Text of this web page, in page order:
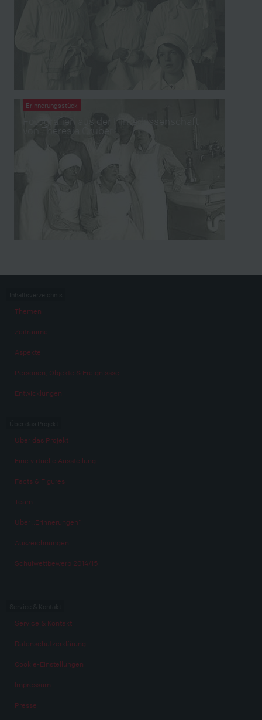
Erinnerungsstück
Fotografien aus der Hinterlassenschaft
von Theresia Gruber
Themen
Zeiträume
Aspekte
Personen, Objekte & Ereignissse
Entwicklungen
Über das Projekt
Eine virtuelle Ausstellung
Facts & Figures
Team
Über „Erinnerungen“
Auszeichnungen
Schulwettbewerb 2014/15
Service & Kontakt
Datenschutzerklärung
Cookie-Einstellungen
Impressum
Presse